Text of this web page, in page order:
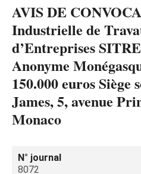
AVIS DE
Industrielle de
d’Entreprises
Anonyme
150.000 euros Siège
James, 5, avenue
Monaco
N° journal
8072